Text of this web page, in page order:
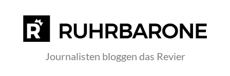
Journalisten bloggen das Revier